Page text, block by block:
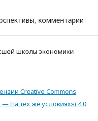
комментарии
школы экономики
Creative Commons
На тех же условиях») 4.0